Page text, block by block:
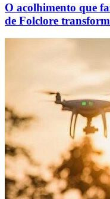
O acolhimento que
de Folclore